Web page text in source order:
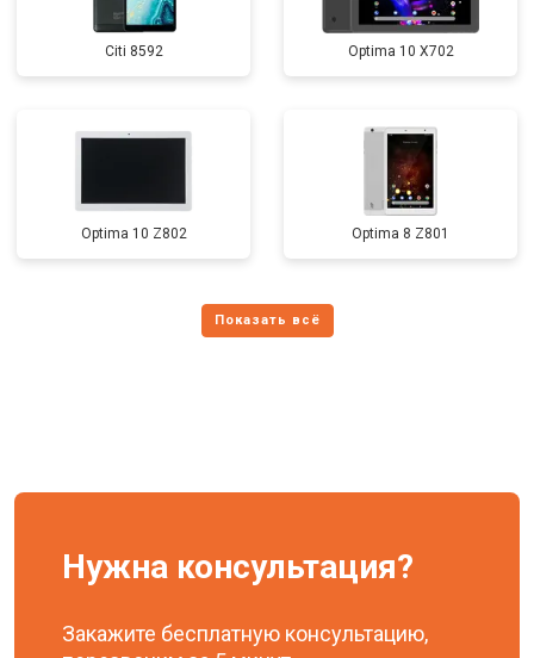
Citi 8592 Optima 10 X702
Optima 10 Z802 Optima 8 Z801
Нужна консультация?
Закажите бесплатную консультацию,